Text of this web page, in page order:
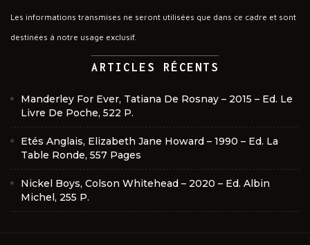
Les informations transmises ne seront utilisées que dans ce cadre et sont
destinées à notre usage exclusif.
ARTICLES RÉCENTS
Manderley For Ever, Tatiana De Rosnay – 2015 – Ed. Le
Livre De Poche, 522 P.
Etés Anglais, Elizabeth Jane Howard – 1990 – Ed. La
Table Ronde, 557 Pages
Nickel Boys, Colson Whitehead – 2020 – Ed. Albin
Michel, 255 P.